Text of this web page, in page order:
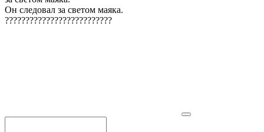
Он следовал за светом маяка.
??????????????????????????